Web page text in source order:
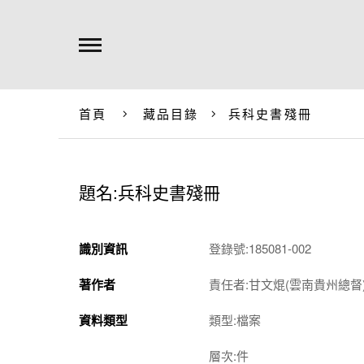
首頁 藏品目錄 兵科史書殘冊
題名:兵科史書殘冊
識別資訊 登錄號:185081-002
著作者 責任者:甘文焜(雲南貴州總
資料類型 類型:檔案
層次:件